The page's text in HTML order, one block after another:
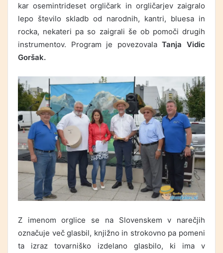
kar osemintrideset orgličark in orgličarjev zaigralo
lepo število skladb od narodnih, kantri, bluesa in
rocka, nekateri pa so zaigrali še ob pomoči drugih
instrumentov. Program je povezovalaTanja Vidic
Goršak.
Z imenom orglice se na Slovenskem v narečjih
označuje več glasbil, knjižno in strokovno pa pomeni
ta izraz tovarniško izdelano glasbilo, ki ima v